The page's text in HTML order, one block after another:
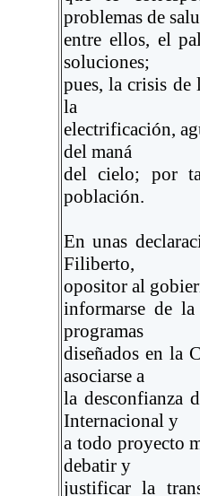
problemas de
entre ellos, el
soluciones;
pues, la crisis de
la
electrificación,
del maná
del cielo; por
población.
En unas
Filiberto,
opositor al
informarse de
programas
diseñados en la
asociarse a
la desconfianza
Internacional y
a todo proyecto
debatir y
justificar la